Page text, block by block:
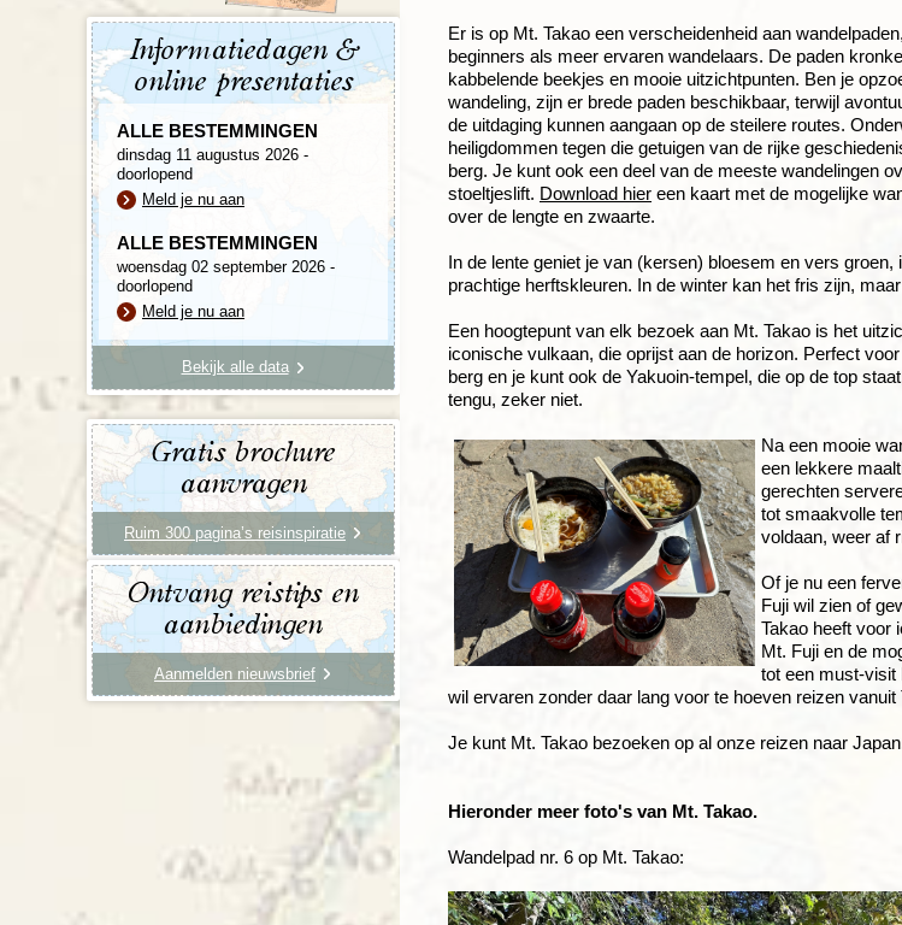
Er is op Mt. Takao een verscheidenheid aan
beginners als meer ervaren wandelaars. De paden
kabbelende beekjes en mooie uitzichtpunten. Ben je
wandeling, zijn er brede paden beschikbaar, terwijl
de uitdaging kunnen aangaan op de steilere routes.
heiligdommen tegen die getuigen van de rijke
berg. Je kunt ook een deel van de meeste wandelingen
stoeltjeslift. Download hier een kaart met de mogelijke
over de lengte en zwaarte.
In de lente geniet je van (kersen) bloesem en vers
prachtige herftskleuren. In de winter kan het fris zijn,
Een hoogtepunt van elk bezoek aan Mt. Takao is het
iconische vulkaan, die oprijst aan de horizon. Perfect
berg en je kunt ook de Yakuoin-tempel, die op de top
tengu, zeker niet.
Na een mooie
een lekkere
gerechten
tot smaakvolle
voldaan, weer af
Of je nu een
Fuji wil zien of
Takao heeft voor
Mt. Fuji en de
tot een must-visit
wil ervaren zonder daar lang voor te hoeven reizen vanuit
Je kunt Mt. Takao bezoeken op al onze reizen naar
Hieronder meer foto's van Mt. Takao.
Wandelpad nr. 6 op Mt. Takao:
Informatiedagen &
online presentaties
ALLE BESTEMMINGEN
dinsdag 11 augustus 2026 -
doorlopend
Meld je nu aan
ALLE BESTEMMINGEN
woensdag 02 september 2026 -
doorlopend
Meld je nu aan
Bekijk alle data
Gratis brochure
aanvragen
Ruim 300 pagina’s reisinspiratie
Ontvang reistips en
aanbiedingen
Aanmelden nieuwsbrief